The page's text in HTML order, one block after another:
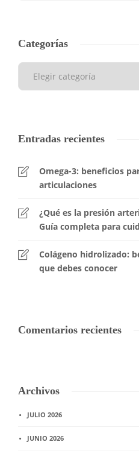
Categorías
Entradas recientes
Omega-3: beneficios
articulaciones
¿Qué es la presión
Guía completa para
Colágeno hidrolizado:
que debes conocer
Comentarios recientes
Archivos
JULIO 2026
JUNIO 2026